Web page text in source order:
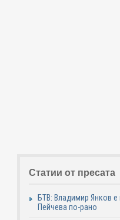
Статии от пресата
БТВ: Владимир Янков
Пейчева по-рано